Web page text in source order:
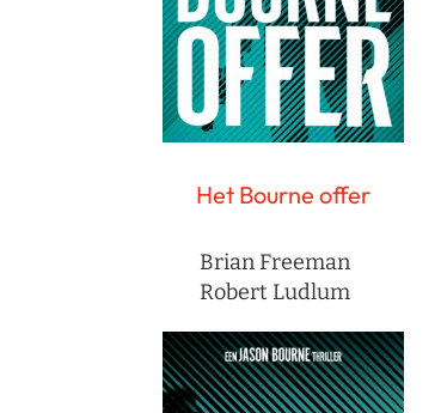
Het Bourne offer
Brian Freeman
Robert Ludlum